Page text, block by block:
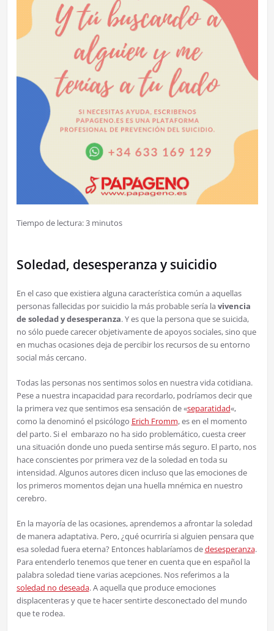
Tiempo de lectura:3 minutos
Soledad, desesperanza y suicidio
En el caso que existiera alguna característica común a aquellas
personas fallecidas por suicidio la más probable sería lavivencia
de soledad y desesperanza. Y es que la persona que se suicida,
no sólo puede carecer objetivamente de apoyos sociales, sino que
en muchas ocasiones deja de percibir los recursos de su entorno
social más cercano.
Todas las personas nos sentimos solos en nuestra vida cotidiana.
Pese a nuestra incapacidad para recordarlo, podríamos decir que
la primera vez que sentimos esa sensación de «separatidad«,
como la denominó el psicólogo Erich Fromm, es en el momento
del parto. Si el embarazo no ha sido problemático, cuesta creer
una situación donde uno pueda sentirse más seguro. El parto, nos
hace conscientes por primera vez de la soledad en toda su
intensidad. Algunos autores dicen incluso que las emociones de
los primeros momentos dejan una huella mnémica en nuestro
cerebro.
En la mayoría de las ocasiones, aprendemos a afrontar la soledad
de manera adaptativa. Pero, ¿qué ocurriría si alguien pensara que
esa soledad fuera eterna? Entonces hablaríamos dedesesperanza.
Para entenderlo tenemos que tener en cuenta que en español la
palabra soledad tiene varias acepciones. Nos referimos a la
soledad no deseada. A aquella que produce emociones
displacenteras y que te hacer sentirte desconectado del mundo
que te rodea.